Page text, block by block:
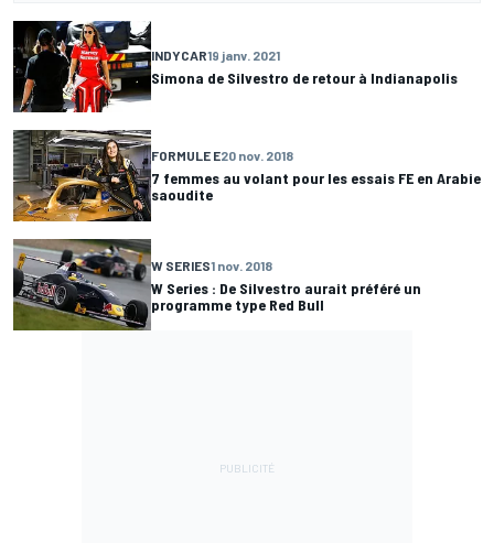
INDYCAR19 janv. 2021
Simona de Silvestro de retour à Indianapolis
FORMULE E20 nov. 2018
7 femmes au volant pour les essais FE en Arabie
saoudite
W SERIES1 nov. 2018
W Series : De Silvestro aurait préféré un
programme type Red Bull